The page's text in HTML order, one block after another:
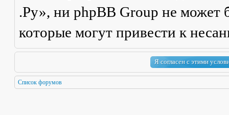
.Ру», ни phpBB Group не может
которые могут привести к
Список форумов